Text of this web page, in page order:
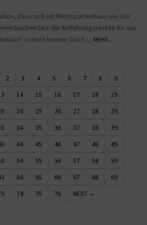
dass sich ein Mehrspartenhaus wie das
Linz die Aufführungsrechte für das
sichern konnte. Doch...
MEHR...
2 3 4 5 6 7 8
9
14 15 16 17 18
19
24 25 26 27 28
29
34 35 36 37 38
39
44 45 46 47 48
49
54 55 56 57 58
59
64 65 66 67 68
69
74 75 76 NEXT →